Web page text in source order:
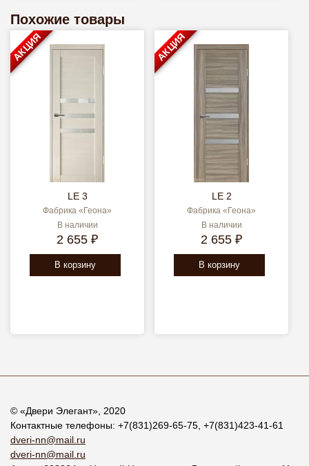
Похожие товары
LE 3
Фабрика «Геона»
В наличии
2 655 ₽
В корзину
АКЦИЯ
LE 2
Фабрика «Геона»
В наличии
2 655 ₽
В корзину
АКЦИЯ
© «Двери Элегант», 2020
Контактные телефоны: +7(831)269-65-75 +7(831)423-41-61
dveri-nn@mail.ru
dveri-nn@mail.ru